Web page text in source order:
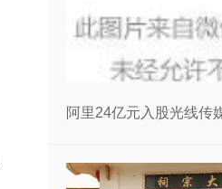
阿里24亿元入股光线传